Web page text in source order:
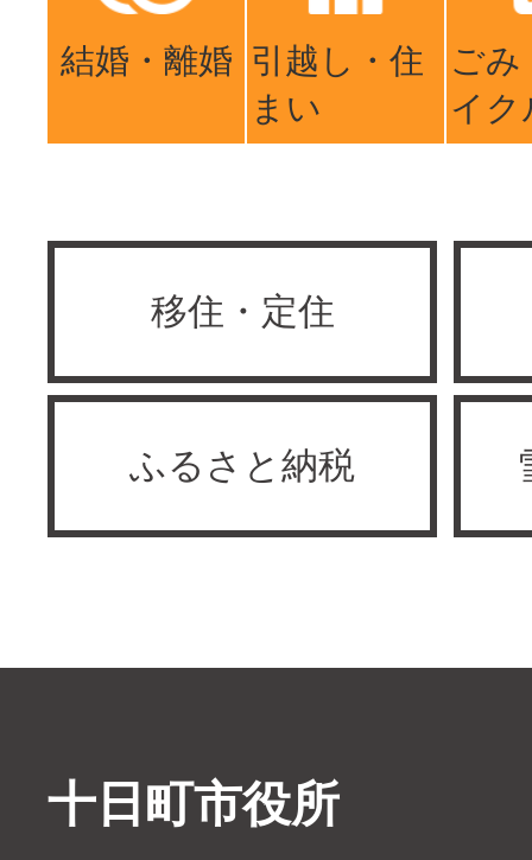
結婚・離婚 引越し・住
まい
ごみ
イク
移住・定住
ふるさと納税
十日町市役所